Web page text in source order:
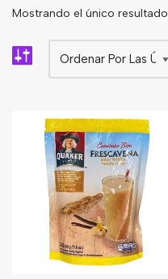
Mascarilla facial
Básicos de Cocina
Granos
Harinas
Edulcorante
Enlatados
Mostrando el único resultado